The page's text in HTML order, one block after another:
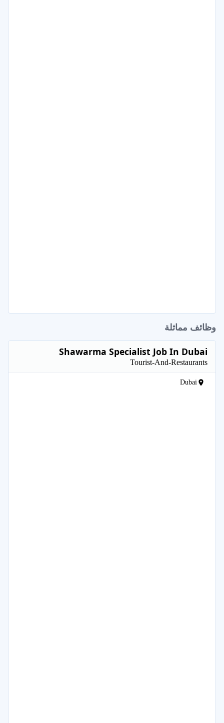
وظائف مماثلة
Shawarma Specialist Job In Dubai
Tourist-And-Restaurants
Dubai